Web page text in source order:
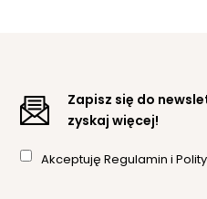
Zapisz się do
zyskaj więcej!
AkceptujęRegulamini